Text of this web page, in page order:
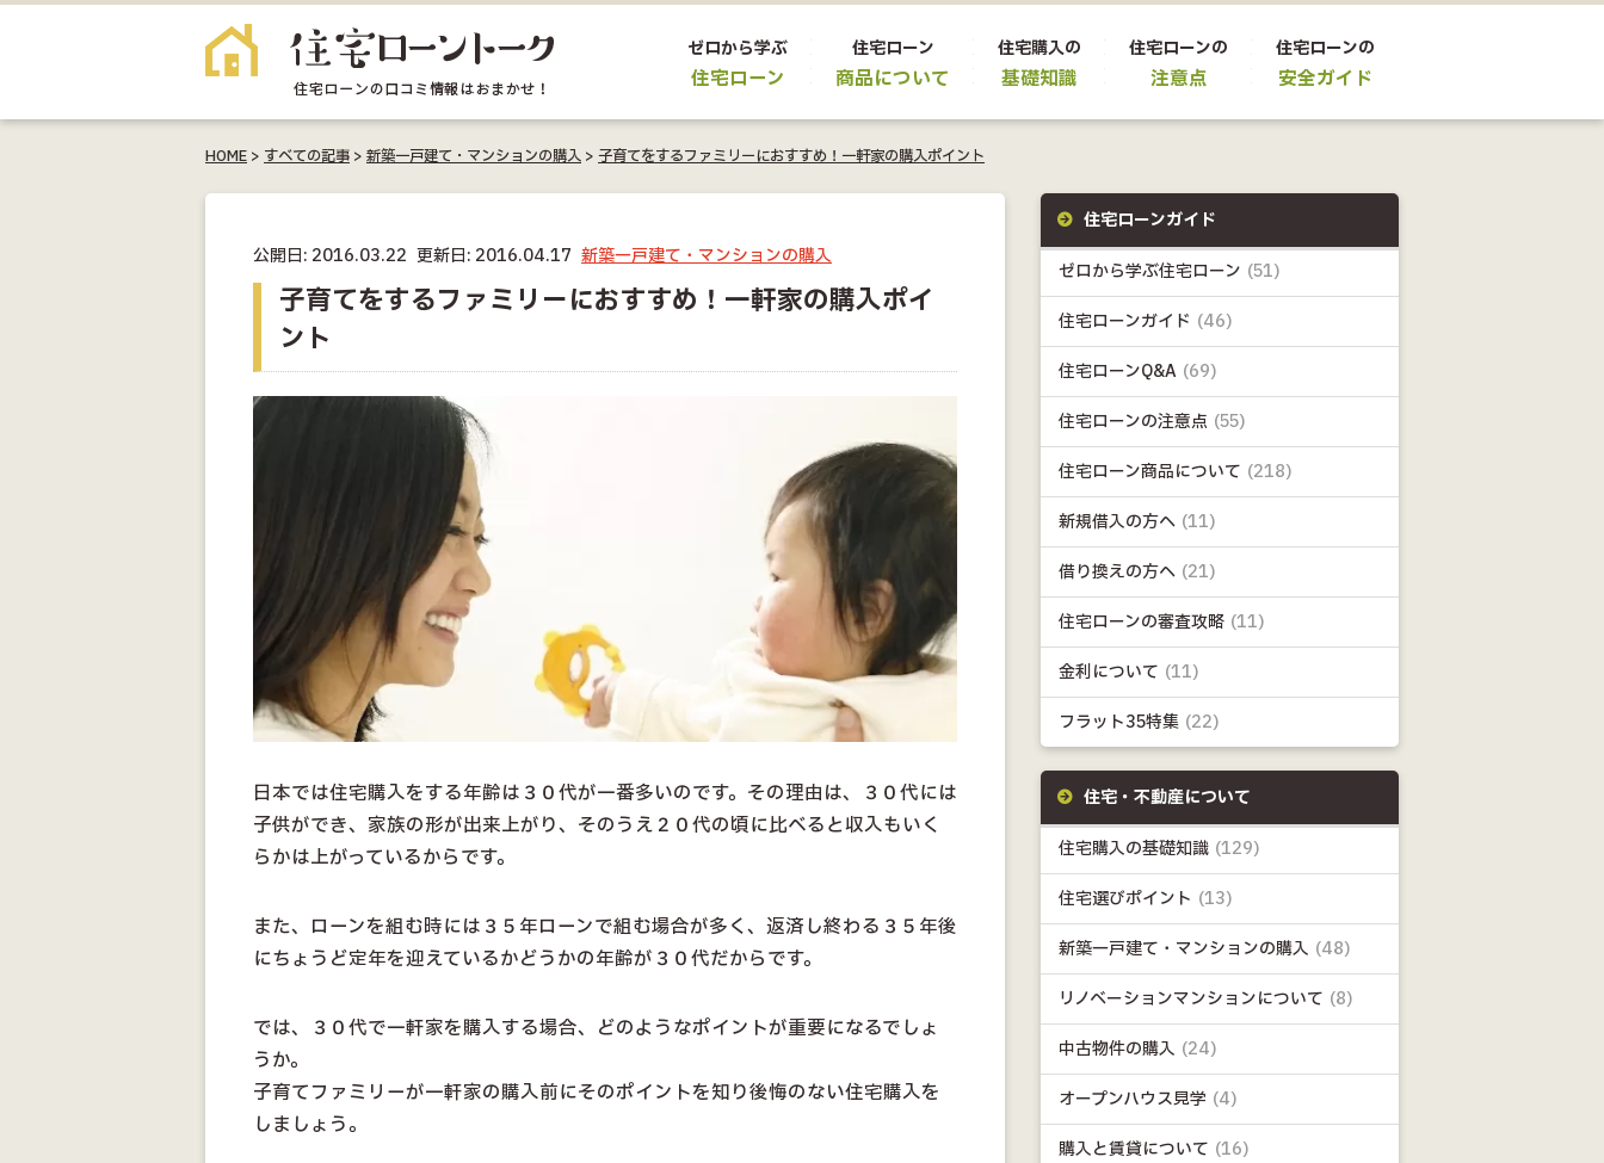
ゼロから学ぶ
住宅ローン
住宅ローン
商品について
住宅購入の
基礎知識
住宅ローンの
注意点
住宅ローンの
安全ガイド
HOME > すべての記事 > 新築一戸建て・マンションの購入 > 子育てをするファミリーにおすすめ！一軒家の購入ポイント
公開日: 2016.03.22 更新日: 2016.04.17 新築一戸建て・マンションの購入
子育てをするファミリーにおすすめ！一軒家の購入ポイ
ント
日本では住宅購入をする年齢は３０代が一番多いのです。その理由は、３０代には
子供ができ、家族の形が出来上がり、そのうえ２０代の頃に比べると収入もいく
らかは上がっているからです。
また、ローンを組む時には３５年ローンで組む場合が多く、返済し終わる３５年後
にちょうど定年を迎えているかどうかの年齢が３０代だからです。
では、３０代で一軒家を購入する場合、どのようなポイントが重要になるでしょ
うか。
子育てファミリーが一軒家の購入前にそのポイントを知り後悔のない住宅購入を
しましょう。
住宅ローンガイド
ゼロから学ぶ住宅ローン (51)
住宅ローンガイド (46)
住宅ローンQ&A (69)
住宅ローンの注意点 (55)
住宅ローン商品について (218)
新規借入の方へ (11)
借り換えの方へ (21)
住宅ローンの審査攻略 (11)
金利について (11)
フラット35特集 (22)
住宅・不動産について
住宅購入の基礎知識 (129)
住宅選びポイント (13)
新築一戸建て・マンションの購入 (48)
リノベーションマンションについて (8)
中古物件の購入 (24)
オープンハウス見学 (4)
購入と賃貸について (16)